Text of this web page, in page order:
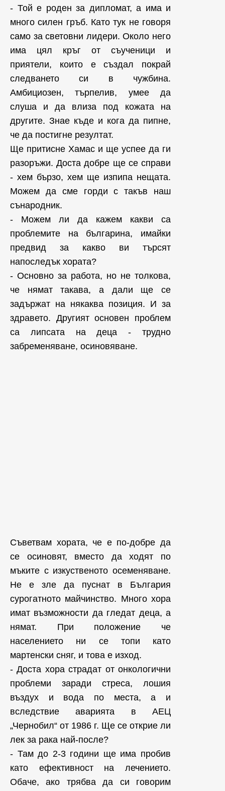
- Той е роден за дипломат, а има и
много силен гръб. Като тук не говоря
само за световни лидери. Около него
има цял кръг от съученици и
приятели, които е създал покрай
следването си в чужбина.
Амбициозен, търпелив, умее да
слуша и да влиза под кожата на
другите. Знае къде и кога да пипне,
че да постигне резултат.
Ще притисне Хамас и ще успее да ги
разоръжи. Доста добре ще се справи
- хем бързо, хем ще изпипа нещата.
Можем да сме горди с такъв наш
сънародник.
- Можем ли да кажем какви са
проблемите на българина, имайки
предвид за какво ви търсят
напоследък хората?
- Основно за работа, но не толкова,
че нямат такава, а дали ще се
задържат на някаква позиция. И за
здравето. Другият основен проблем
са липсата на деца - трудно
забременяване, осиновяване.
Съветвам хората, че е по-добре да
се осиновят, вместо да ходят по
мъките с изкуственото осеменяване.
Не е зле да пуснат в България
сурогатното майчинство. Много хора
имат възможности да гледат деца, а
нямат. При положение че
населението ни се топи като
мартенски сняг, и това е изход.
- Доста хора страдат от онкологични
проблеми заради стреса, лошия
въздух и вода по места, а и
вследствие аварията в АЕЦ
„Чернобил“ от 1986 г. Ще се открие ли
лек за рака най-после?
- Там до 2-3 години ще има пробив
като ефективност на лечението.
Обаче, ако трябва да си говорим